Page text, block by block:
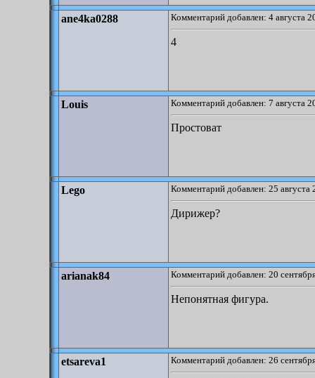
ane4ka0288 Комментарий добавлен: 4 августа
4
Louis Комментарий добавлен: 7 августа
Простоват
Lego Комментарий добавлен: 25 августа
Дирижер?
arianak84 Комментарий добавлен: 20
Непонятная фигура.
etsareva1 Комментарий добавлен: 26